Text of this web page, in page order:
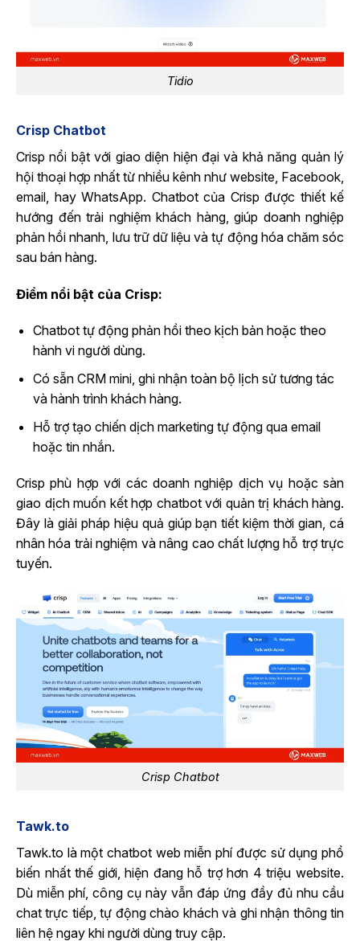
Tidio
Crisp Chatbot
Crisp nổi bật với giao diện hiện đại và khả năng quản lý
hội thoại hợp nhất từ nhiều kênh như website, Facebook,
email, hay WhatsApp. Chatbot của Crisp được thiết kế
hướng đến trải nghiệm khách hàng, giúp doanh nghiệp
phản hồi nhanh, lưu trữ dữ liệu và tự động hóa chăm sóc
sau bán hàng.
Điểm nổi bật của Crisp:
Chatbot tự động phản hồi theo kịch bản hoặc theo
hành vi người dùng.
Có sẵn CRM mini, ghi nhận toàn bộ lịch sử tương tác
và hành trình khách hàng.
Hỗ trợ tạo chiến dịch marketing tự động qua email
hoặc tin nhắn.
Crisp phù hợp với các doanh nghiệp dịch vụ hoặc sàn
giao dịch muốn kết hợp chatbot với quản trị khách hàng.
Đây là giải pháp hiệu quả giúp bạn tiết kiệm thời gian, cá
nhân hóa trải nghiệm và nâng cao chất lượng hỗ trợ trực
tuyến.
Crisp Chatbot
Tawk.to
Tawk.to là một chatbot web miễn phí được sử dụng phổ
biến nhất thế giới, hiện đang hỗ trợ hơn 4 triệu website.
Dù miễn phí, công cụ này vẫn đáp ứng đầy đủ nhu cầu
chat trực tiếp, tự động chào khách và ghi nhận thông tin
liên hệ ngay khi người dùng truy cập.